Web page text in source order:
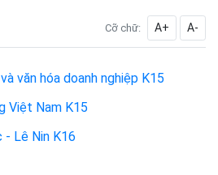
Cỡ chữ: A+ A-
văn hóa doanh nghiệp K15
Việt Nam K15
- Lê Nin K16